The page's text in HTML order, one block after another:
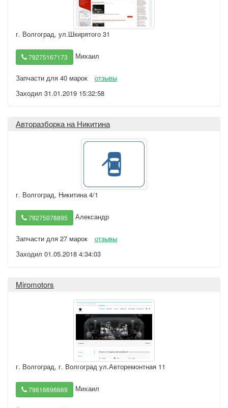
г. Волгоград, ул.Шкирятого 31
79275167173 Михаил
Запчасти для 40 марок
отзывы
Заходил 31.01.2019 15:32:58
Авторазборка на Никитина
г. Волгоград, Никитина 4/1
79275078895 Александр
Запчасти для 27 марок
отзывы
Заходил 01.05.2018 4:34:03
Miromotors
г. Волгоград, г. Волгоград ул.Авторемонтная 11
79616696669 Михаил